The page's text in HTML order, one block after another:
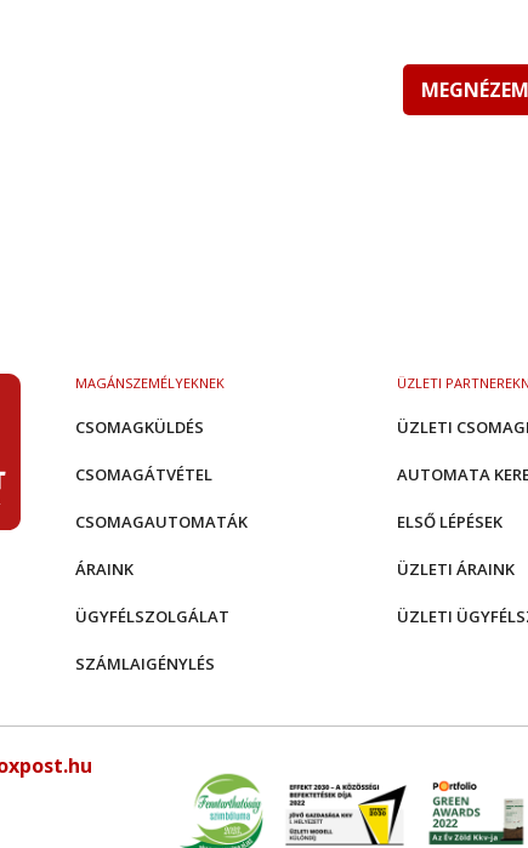
MAGÁNSZEMÉLYEKNEK
CSOMAGKÜLDÉS
CSOMAGÁTVÉTEL
CSOMAGAUTOMATÁK
ÁRAINK
ÜGYFÉLSZOLGÁLAT
SZÁMLAIGÉNYLÉS
ÜZLETI
ÜZLETI
AUTOMATA
ELSŐ LÉPÉSEK
ÜZLETI ÁRAINK
ÜZLETI